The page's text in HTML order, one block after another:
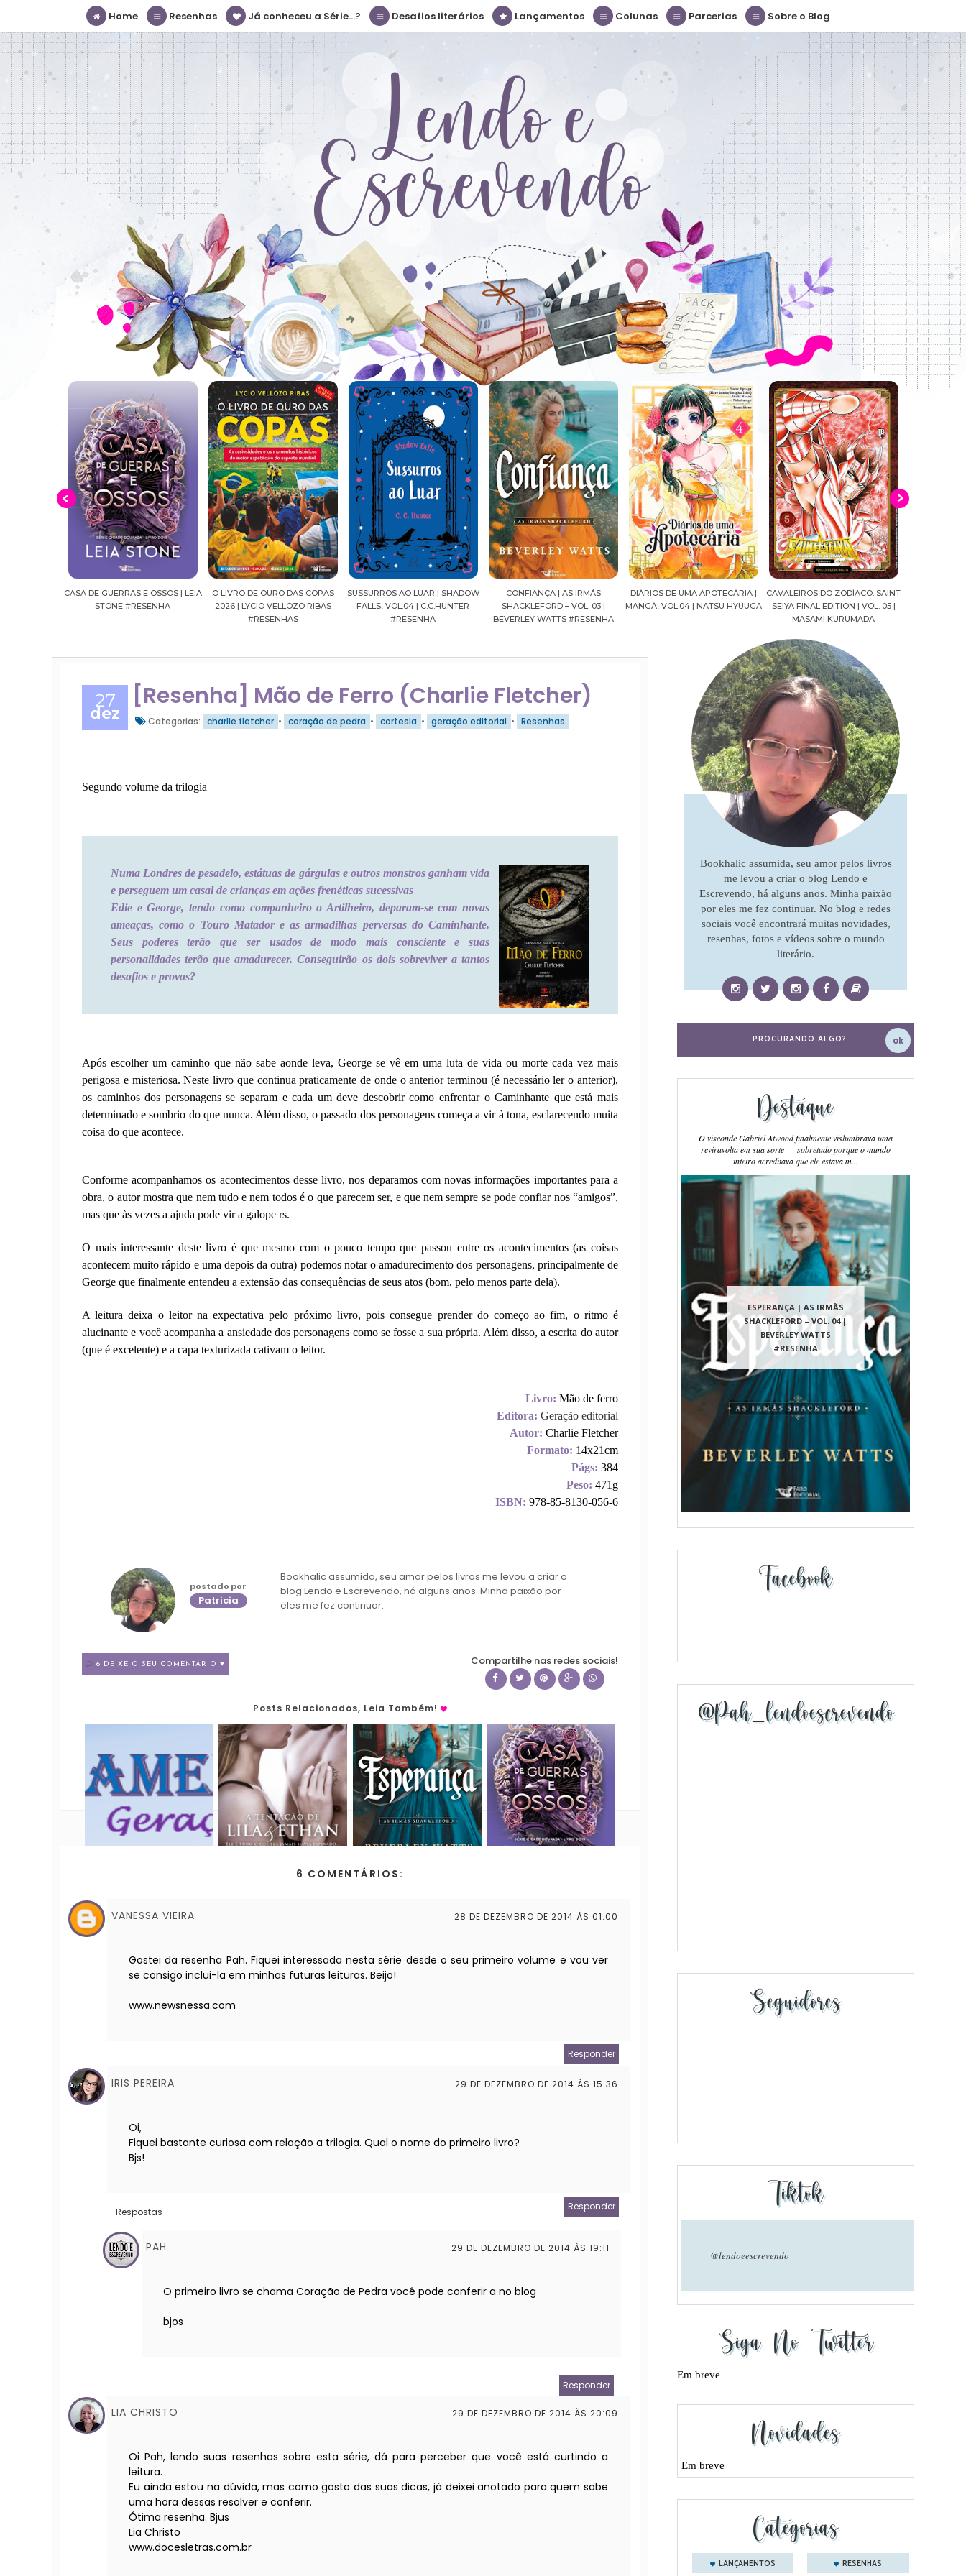
Home Resenhas Já conheceu a Série...? Desafios literários Lançamentos Colunas Parcerias Sobre o Blog
E OSSOS | LEIA
O LIVRO DE OURO DAS COPAS
2026 | LYCIO VELLOZO RIBAS
SUSSURROS AO LUAR | SHADOW
FALLS, VOL.04 | C.C.HUNTER
#RESENHA
CONFIANÇA | AS IRMÃS
SHACKLEFORD – VOL. 03 |
BEVERLEY WATTS #RESENHA
DIÁRIOS DE UMA APOTECÁRIA |
MANGÁ, VOL.04 | NATSU HYUUGA
CAVALEIROS DO ZODÍACO: SAINT
SEIYA FINAL EDITION | VOL. 05 |
CROWN OF WAR AND SHADOW |
J.R.WARD #RESENHA
27
dez
[Resenha] Mão de Ferro (Charlie Fletcher)
Categorias: charlie fletcher • coração de pedra • cortesia • geração editorial • Resenhas
Segundo volume da trilogia
Numa Londres de pesadelo, estátuas de gárgulas e outros monstros ganham vida
e perseguem um casal de crianças em ações frenéticas sucessivas
Edie e George, tendo como companheiro o Artilheiro, deparam-se com novas
ameaças, como o Touro Matador e as armadilhas perversas do Caminhante.
Seus poderes terão que ser usados de modo mais consciente e suas
personalidades terão que amadurecer. Conseguirão os dois sobreviver a tantos
desafios e provas?
Após escolher um caminho que não sabe aonde leva, George se vê em uma luta de vida ou morte cada vez mais
perigosa e misteriosa. Neste livro que continua praticamente de onde o anterior terminou (é necessário ler o anterior),
os caminhos dos personagens se separam e cada um deve descobrir como enfrentar o Caminhante que está mais
determinado e sombrio do que nunca. Além disso, o passado dos personagens começa a vir à tona, esclarecendo muita
coisa do que acontece.
Conforme acompanhamos os acontecimentos desse livro, nos deparamos com novas informações importantes para a
obra, o autor mostra que nem tudo e nem todos é o que parecem ser, e que nem sempre se pode confiar nos “amigos”,
mas que às vezes a ajuda pode vir a galope rs.
O mais interessante deste livro é que mesmo com o pouco tempo que passou entre os acontecimentos (as coisas
acontecem muito rápido e uma depois da outra) podemos notar o amadurecimento dos personagens, principalmente de
George que finalmente entendeu a extensão das consequências de seus atos (bom, pelo menos parte dela).
A leitura deixa o leitor na expectativa pelo próximo livro, pois consegue prender do começo ao fim, o ritmo é
alucinante e você acompanha a ansiedade dos personagens como se fosse a sua própria. Além disso, a escrita do autor
(que é excelente) e a capa texturizada cativam o leitor.
Livro: Mão de ferro
Editora: Geração editorial
Autor: Charlie Fletcher
Formato: 14x21cm
Págs: 384
Peso: 471g
ISBN: 978-85-8130-056-6
postado por
Patricia
Bookhalic assumida, seu amor pelos livros me levou a criar o
blog Lendo e Escrevendo, há alguns anos. Minha paixão por
eles me fez continuar.
6 DEIXE O SEU COMENTÁRIO ♥ Compartilhe nas redes sociais!
Posts Relacionados, Leia Também!
6 COMENTÁRIOS:
VANESSA VIEIRA 28 DE DEZEMBRO DE 2014 ÀS 01:00
Gostei da resenha Pah. Fiquei interessada nesta série desde o seu primeiro volume e vou ver
se consigo inclui-la em minhas futuras leituras. Beijo!
www.newsnessa.com
Responder
IRIS PEREIRA 29 DE DEZEMBRO DE 2014 ÀS 15:36
Oi,
Fiquei bastante curiosa com relação a trilogia. Qual o nome do primeiro livro?
Bjs!
Responder
Respostas
PAH 29 DE DEZEMBRO DE 2014 ÀS 19:11
O primeiro livro se chama Coração de Pedra você pode conferir a no blog
bjos
Responder
LIA CHRISTO 29 DE DEZEMBRO DE 2014 ÀS 20:09
Oi Pah, lendo suas resenhas sobre esta série, dá para perceber que você está curtindo a
leitura.
Eu ainda estou na dúvida, mas como gosto das suas dicas, já deixei anotado para quem sabe
uma hora dessas resolver e conferir.
Ótima resenha. Bjus
Lia Christo
www.docesletras.com.br
Bookhalic assumida, seu amor pelos livros
me levou a criar o blog Lendo e
Escrevendo, há alguns anos. Minha paixão
por eles me fez continuar. No blog e redes
sociais você encontrará muitas novidades,
resenhas, fotos e vídeos sobre o mundo
literário.
Destaque
ESPERANÇA | AS IRMÃS
SHACKLEFORD – VOL. 04 |
BEVERLEY WATTS
#RESENHA
O visconde Gabriel Atwood finalmente vislumbrava uma
reviravolta em sua sorte ― sobretudo porque o mundo
inteiro acreditava que ele estava m...
Facebook
@pah_lendoescrevendo
Seguidores
Tiktok
@lendoeescrevendo
Siga No Twitter
Em breve
Novidades
Em breve
Categorias
LANÇAMENTOS RESENHAS